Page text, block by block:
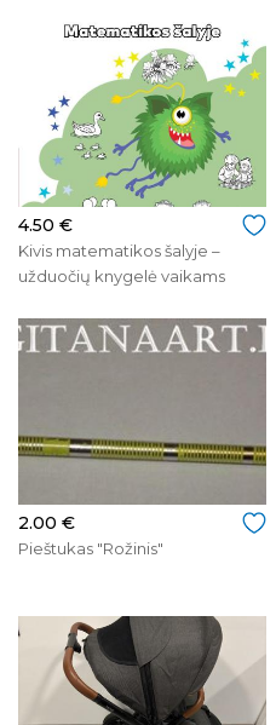
4.50 €
Kivis matematikos šalyje –
užduočių knygelė vaikams
2.00 €
Pieštukas "Rožinis"